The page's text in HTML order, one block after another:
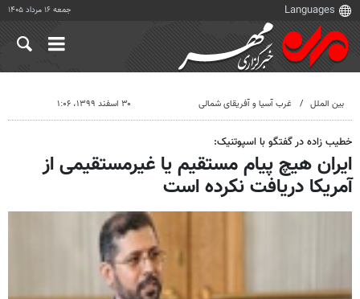
جمعه ۱۶ مرداد ۱۴۰۵
بین الملل غرب آسیا و آفریقای شمالی ۳۰ اسفند ۱۳۹۹، ۱:۰۶
خطیب زاده در گفتگو با اسپوتنیک:
ایران هیچ پیام مستقیم یا غیرمستقیمی از
آمریکا دریافت نکرده است